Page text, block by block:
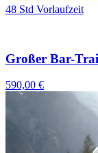
48 Std Vorlaufzeit
Großer Bar-
590,00 €